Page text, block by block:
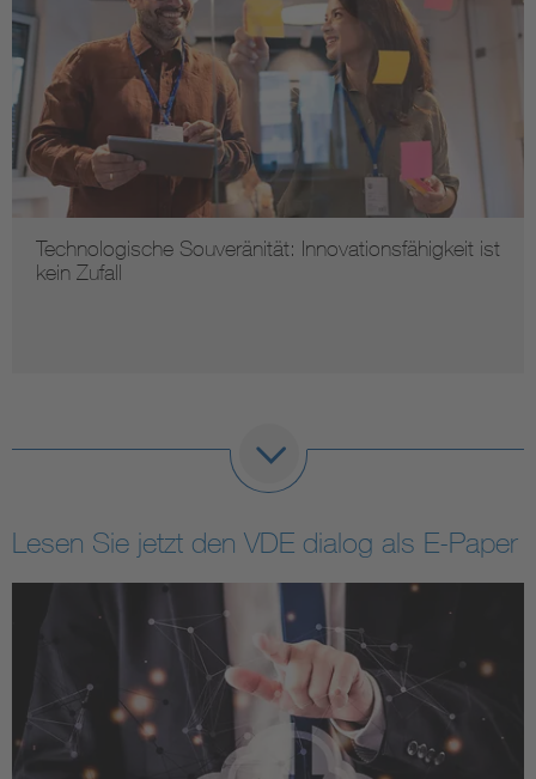
Technologische Souveränität: Innovationsfähigkeit ist
kein Zufall
Lesen Sie jetzt den VDE dialog als E-Paper